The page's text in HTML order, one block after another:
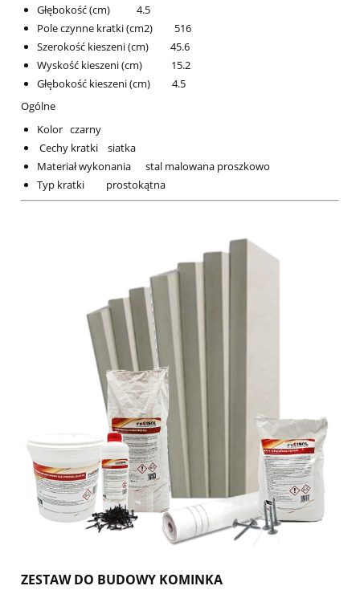
Głębokość (cm) 4.5
Pole czynne kratki (cm2) 516
Szerokość kieszeni (cm) 45.6
Wyskość kieszeni (cm) 15.2
Głębokość kieszeni (cm) 4.5
Ogólne
Kolor czarny
Cechy kratki siatka
Materiał wykonania stal malowana proszkowo
Typ kratki prostokątna
ZESTAW DO BUDOWY KOMINKA